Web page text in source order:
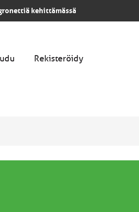
kehittämässä
Rekisteröidy